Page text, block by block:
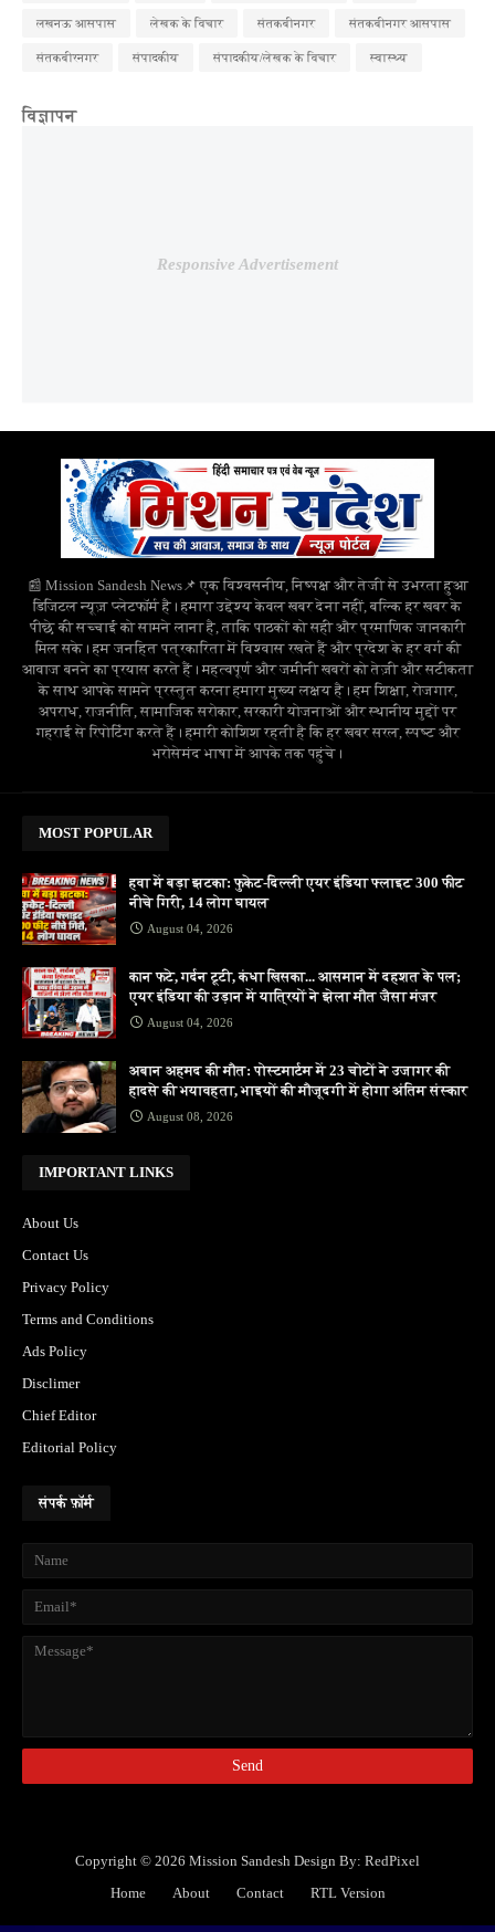
लखनऊ आसपास लेखक के विचार संतकबीनगर संतकबीनगर आसपास
संतकबीरनगर संपादकीय संपादकीय/लेखक के विचार स्वास्थ्य
विज्ञापन
Responsive Advertisement
📰 Mission Sandesh News📌 एक विश्वसनीय, निष्पक्ष और तेजी से उभरता हुआ
डिजिटल न्यूज़ प्लेटफॉर्म है। हमारा उद्देश्य केवल खबर देना नहीं, बल्कि हर खबर के
पीछे की सच्चाई को सामने लाना है, ताकि पाठकों को सही और प्रमाणिक जानकारी
मिल सके। हम जनहित पत्रकारिता में विश्वास रखते हैं और प्रदेश के हर वर्ग की
आवाज बनने का प्रयास करते हैं। महत्वपूर्ण और जमीनी खबरों को तेज़ी और सटीकता
के साथ आपके सामने प्रस्तुत करना हमारा मुख्य लक्ष्य है। हम शिक्षा, रोजगार,
अपराध, राजनीति, सामाजिक सरोकार, सरकारी योजनाओं और स्थानीय मुद्दों पर
गहराई से रिपोर्टिंग करते हैं। हमारी कोशिश रहती है कि हर खबर सरल, स्पष्ट और
भरोसेमंद भाषा में आपके तक पहुंचे।
MOST POPULAR
हवा में बड़ा झटका: फुकेट-दिल्ली एयर इंडिया फ्लाइट 300 फीट
नीचे गिरी, 14 लोग घायल
August 04, 2026
कान फटे, गर्दन टूटी, कंधा खिसका... आसमान में दहशत के पल;
एयर इंडिया की उड़ान में यात्रियों ने झेला मौत जैसा मंजर
August 04, 2026
अबान अहमद की मौत: पोस्टमार्टम में 23 चोटों ने उजागर की
हादसे की भयावहता, भाइयों की मौजूदगी में होगा अंतिम संस्कार
August 08, 2026
IMPORTANT LINKS
About Us
Contact Us
Privacy Policy
Terms and Conditions
Ads Policy
Disclimer
Chief Editor
Editorial Policy
संपर्क फ़ॉर्म
Copyright © 2026 Mission Sandesh Design By: RedPixel
Home
About Contact RTL Version